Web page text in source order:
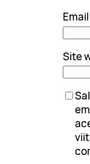
Email
Site